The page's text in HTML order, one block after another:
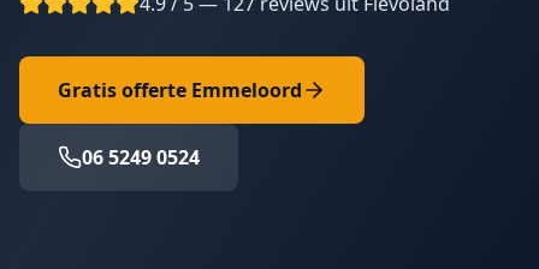
Gratis offerte Emmeloord
06 5249 0524